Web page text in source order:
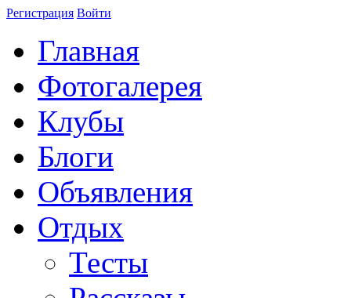
Регистрация Войти
Главная
Фотогалерея
Клубы
Блоги
Объявления
Отдых
Тесты